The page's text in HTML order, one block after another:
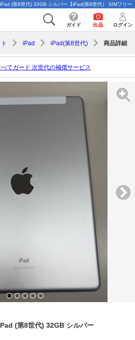
(第8世代) 32GB シルバー【iPad(第8世代） SIMフリー
ガイド 出品 ログイン
iPad iPad(第8世代) 商品詳細
てガード 次世代の補償サービス
(第8世代) 32GB シルバー